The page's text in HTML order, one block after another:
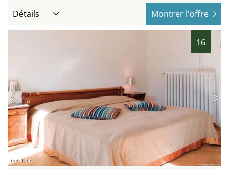
Détails Montrer l'offre
16
hotel.de